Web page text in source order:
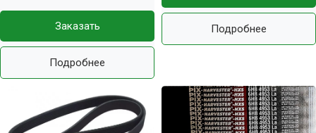
Заказать
Подробнее
Подробнее